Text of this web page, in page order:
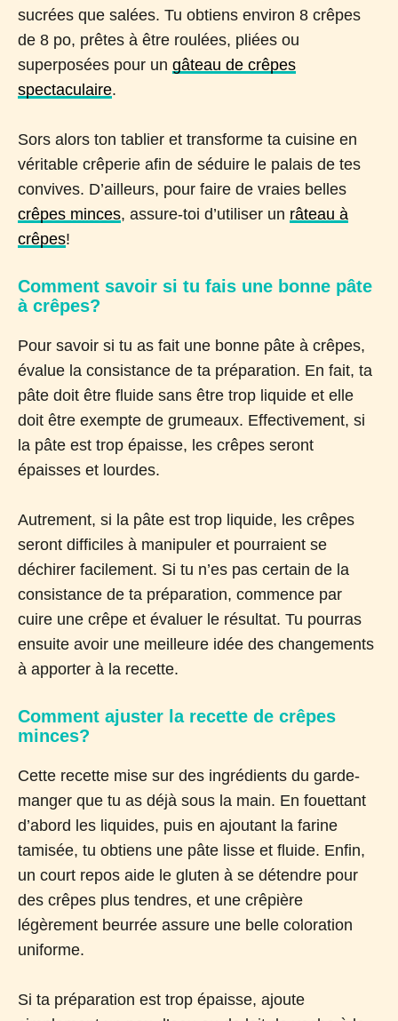
sucrées que salées. Tu obtiens environ 8 crêpes
de 8 po, prêtes à être roulées, pliées ou
superposées pour un gâteau de crêpes
spectaculaire.
Sors alors ton tablier et transforme ta cuisine en
véritable crêperie afin de séduire le palais de tes
convives. D’ailleurs, pour faire de vraies belles
crêpes minces, assure-toi d’utiliser un râteau à
crêpes!
Comment savoir si tu fais une bonne pâte
à crêpes?
Pour savoir si tu as fait une bonne pâte à crêpes,
évalue la consistance de ta préparation. En fait, ta
pâte doit être fluide sans être trop liquide et elle
doit être exempte de grumeaux. Effectivement, si
la pâte est trop épaisse, les crêpes seront
épaisses et lourdes.
Autrement, si la pâte est trop liquide, les crêpes
seront difficiles à manipuler et pourraient se
déchirer facilement. Si tu n’es pas certain de la
consistance de ta préparation, commence par
cuire une crêpe et évaluer le résultat. Tu pourras
ensuite avoir une meilleure idée des changements
à apporter à la recette.
Comment ajuster la recette de crêpes
minces?
Cette recette mise sur des ingrédients du garde-
manger que tu as déjà sous la main. En fouettant
d’abord les liquides, puis en ajoutant la farine
tamisée, tu obtiens une pâte lisse et fluide. Enfin,
un court repos aide le gluten à se détendre pour
des crêpes plus tendres, et une crêpière
légèrement beurrée assure une belle coloration
uniforme.
Si ta préparation est trop épaisse, ajoute